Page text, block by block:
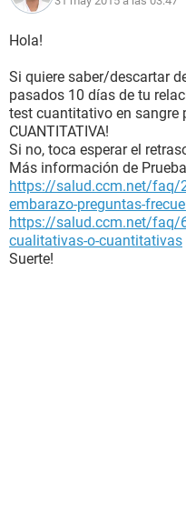
Hola!
Si quiere saber/descartar
pasados 10 días de tu
test cuantitativo en sangre
CUANTITATIVA!
Si no, toca esperar el
Más información de
https://salud.ccm.net/faq/
embarazo-preguntas-
https://salud.ccm.net/faq/
cualitativas-o-cuantitativas
Suerte!